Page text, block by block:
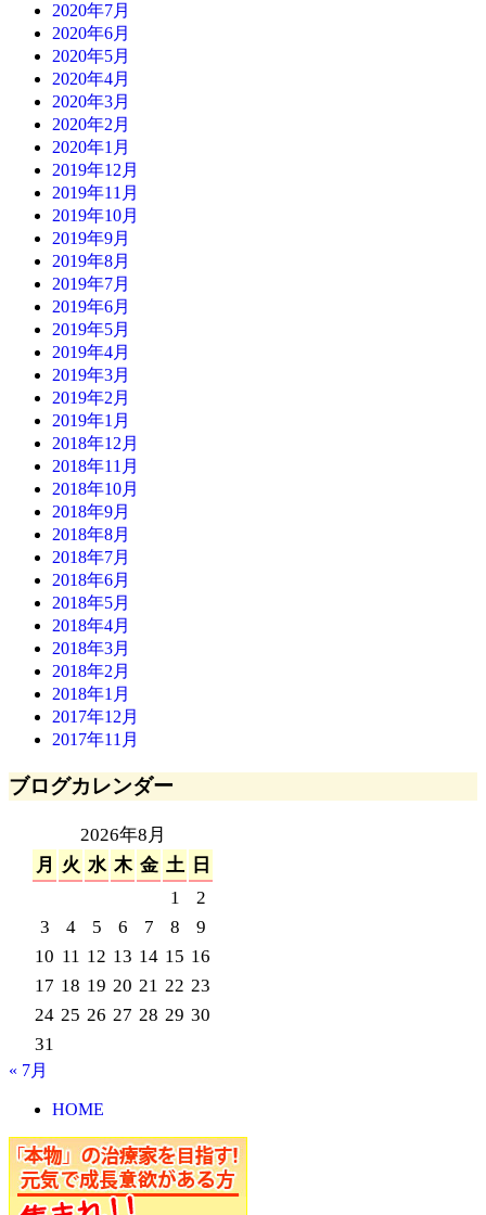
2020年7月
2020年6月
2020年5月
2020年4月
2020年3月
2020年2月
2020年1月
2019年12月
2019年11月
2019年10月
2019年9月
2019年8月
2019年7月
2019年6月
2019年5月
2019年4月
2019年3月
2019年2月
2019年1月
2018年12月
2018年11月
2018年10月
2018年9月
2018年8月
2018年7月
2018年6月
2018年5月
2018年4月
2018年3月
2018年2月
2018年1月
2017年12月
2017年11月
ブログカレンダー
2026年8月
月 火 水 木 金 土 日
1
2
3
4 5 6 7 8
9
10 11 12 13 14 15 16
17 18 19 20 21 22 23
24 25 26 27 28 29 30
31
« 7月
HOME